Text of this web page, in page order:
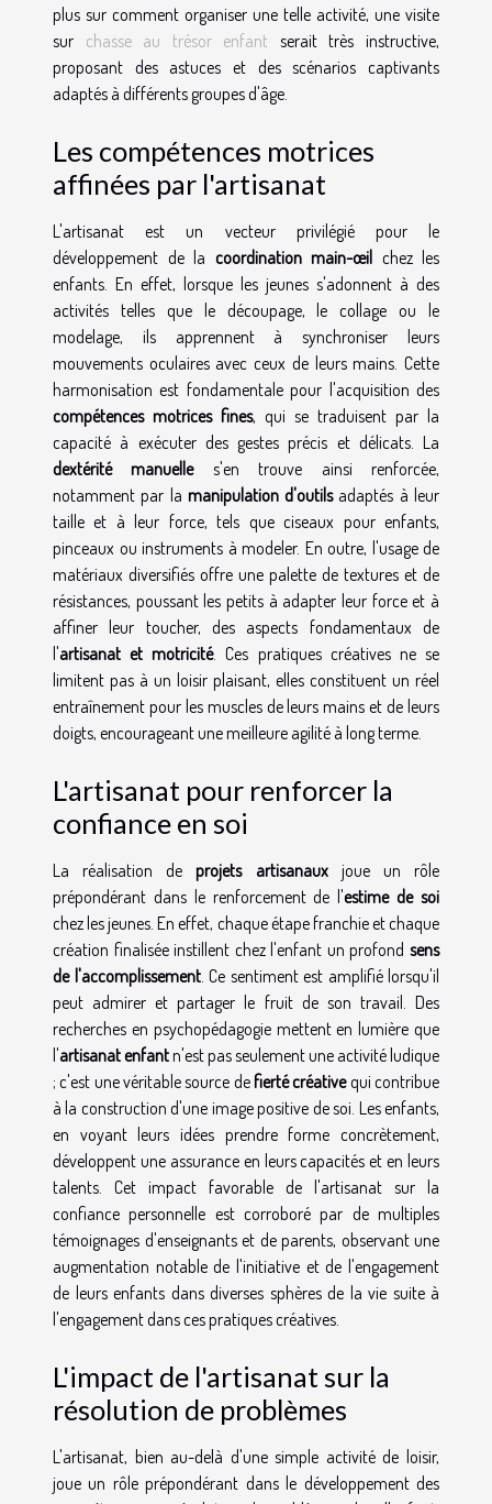
plus sur comment organiser une telle activité, une visite
sur chasse au trésor enfant serait très instructive,
proposant des astuces et des scénarios captivants
adaptés à différents groupes d'âge.
Les compétences motrices
affinées par l'artisanat
L'artisanat est un vecteur privilégié pour le
développement de la coordination main-œil chez les
enfants. En effet, lorsque les jeunes s'adonnent à des
activités telles que le découpage, le collage ou le
modelage, ils apprennent à synchroniser leurs
mouvements oculaires avec ceux de leurs mains. Cette
harmonisation est fondamentale pour l'acquisition des
compétences motrices fines, qui se traduisent par la
capacité à exécuter des gestes précis et délicats. La
dextérité manuelles'en trouve ainsi renforcée,
notamment par la manipulation d'outilsadaptés à leur
taille et à leur force, tels que ciseaux pour enfants,
pinceaux ou instruments à modeler. En outre, l'usage de
matériaux diversifiés offre une palette de textures et de
résistances, poussant les petits à adapter leur force et à
affiner leur toucher, des aspects fondamentaux de
l'artisanat et motricité. Ces pratiques créatives ne se
limitent pas à un loisir plaisant, elles constituent un réel
entraînement pour les muscles de leurs mains et de leurs
doigts, encourageant une meilleure agilité à long terme.
L'artisanat pour renforcer la
confiance en soi
La réalisation deprojets artisanauxjoue un rôle
prépondérant dans le renforcement de l'estime de soi
chez les jeunes. En effet, chaque étape franchie et chaque
création finalisée instillent chez l'enfant un profond sens
de l'accomplissement. Ce sentiment est amplifié lorsqu'il
peut admirer et partager le fruit de son travail. Des
recherches en psychopédagogie mettent en lumière que
l'artisanat enfantn'est pas seulement une activité ludique
; c'est une véritable source defierté créativequi contribue
à la construction d'une image positive de soi. Les enfants,
en voyant leurs idées prendre forme concrètement,
développent une assurance en leurs capacités et en leurs
talents. Cet impact favorable de l'artisanat sur la
confiance personnelle est corroboré par de multiples
témoignages d'enseignants et de parents, observant une
augmentation notable de l'initiative et de l'engagement
de leurs enfants dans diverses sphères de la vie suite à
l'engagement dans ces pratiques créatives.
L'impact de l'artisanat sur la
résolution de problèmes
L'artisanat, bien au-delà d'une simple activité de loisir,
joue un rôle prépondérant dans le développement des